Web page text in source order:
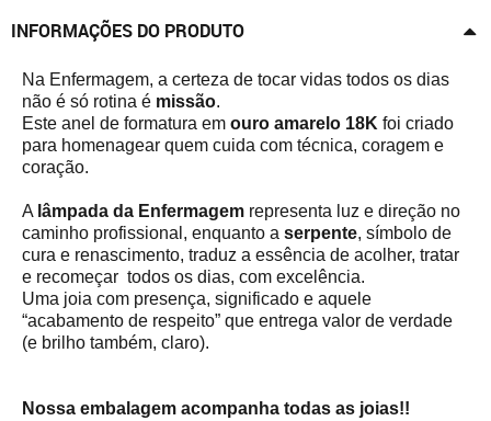
INFORMAÇÕES DO PRODUTO
Na Enfermagem, a certeza de tocar vidas todos os dias
não é só rotina é missão.
Este anel de formatura em ouro amarelo 18K foi criado
para homenagear quem cuida com técnica, coragem e
coração.
A lâmpada da Enfermagem representa luz e direção no
caminho profissional, enquanto a serpente, símbolo de
cura e renascimento, traduz a essência de acolher, tratar
e recomeçar todos os dias, com excelência.
Uma joia com presença, significado e aquele
“acabamento de respeito” que entrega valor de verdade
(e brilho também, claro).
Nossa embalagem acompanha todas as joias!!